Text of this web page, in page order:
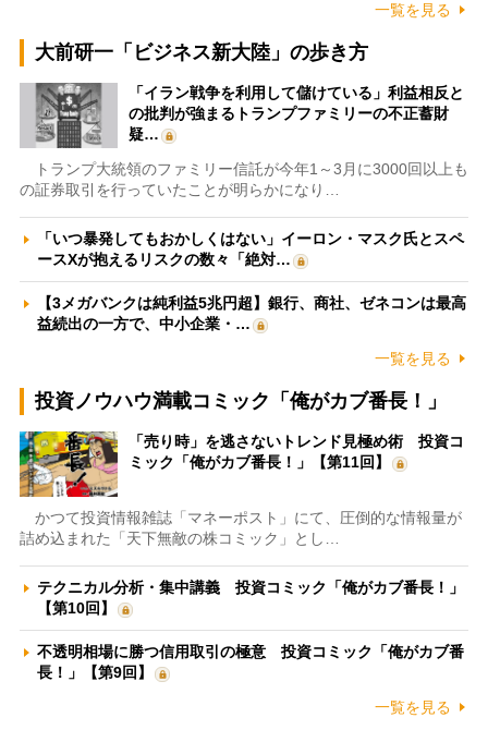
一覧を見る
大前研一「ビジネス新大陸」の歩き方
「イラン戦争を利用して儲けている」利益相反と
の批判が強まるトランプファミリーの不正蓄財
疑…
トランプ大統領のファミリー信託が今年1～3月に3000回以上も
の証券取引を行っていたことが明らかになり…
「いつ暴発してもおかしくはない」イーロン・マスク氏とスペ
ースXが抱えるリスクの数々「絶対…
【3メガバンクは純利益5兆円超】銀行、商社、ゼネコンは最高
益続出の一方で、中小企業・…
一覧を見る
投資ノウハウ満載コミック「俺がカブ番長！」
「売り時」を逃さないトレンド見極め術 投資コ
ミック「俺がカブ番長！」【第11回】
かつて投資情報雑誌「マネーポスト」にて、圧倒的な情報量が
詰め込まれた「天下無敵の株コミック」とし…
テクニカル分析・集中講義 投資コミック「俺がカブ番長！」
【第10回】
不透明相場に勝つ信用取引の極意 投資コミック「俺がカブ番
長！」【第9回】
一覧を見る